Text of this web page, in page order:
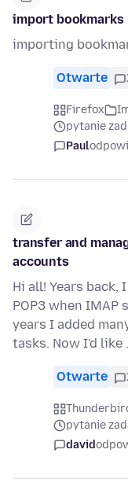
import bookmarks
importing
Otwarte
Firefox
pytanie
Paul
transfer and
accounts
Hi all! Years
POP3 when IMAP
years I added
tasks. Now I'd like
Otwarte
pytanie
david